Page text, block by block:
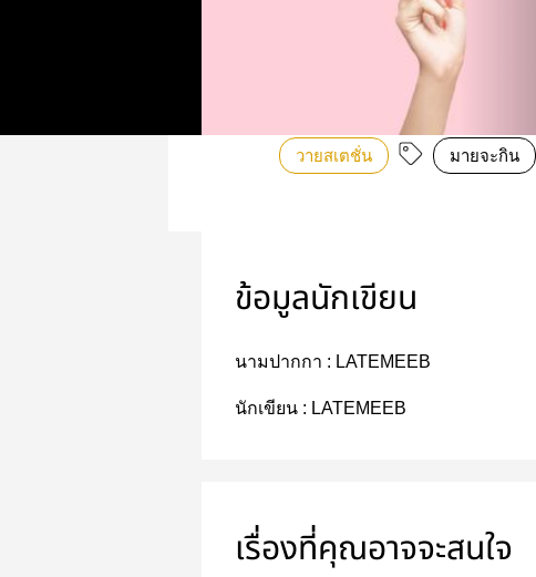
วายสเตชั่น มายจะกิน
ข้อมูลนักเขียน
นามปากกา : LATEMEEB
นักเขียน : LATEMEEB
เรื่องที่คุณอาจจะสนใจ